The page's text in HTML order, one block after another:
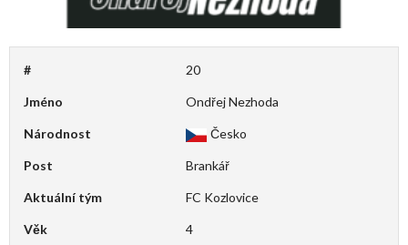
# 20
Jméno Ondřej Nezhoda
Národnost Česko
Post Brankář
Aktuální tým FC Kozlovice
Věk 4